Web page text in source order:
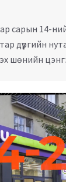
сарын 14-
дүүргийн
шөнийн